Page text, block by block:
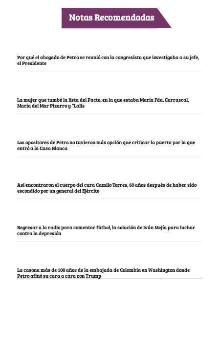
Notas Recomendadas
Por qué el abogado de Petro se reunió con la congresista que investigaba a su jefe,
el Presidente
La mujer que tumbó la lista del Pacto, en la que estaba María Fda. Carrascal,
María del Mar Pizarro y “Lalis
Los opositores de Petro no tuvieron más opción que criticar la puerta por la que
entró a la Casa Blanca
Así encontraron el cuerpo del cura Camilo Torres, 60 años después de haber sido
escondido por un general del Ejército
Regresar a la radio para comentar fútbol, la solución de Iván Mejía para luchar
contra la depresión
La casona más de 100 años de la embajada de Colombia en Washington donde
Petro afinó su cara a cara con Trump